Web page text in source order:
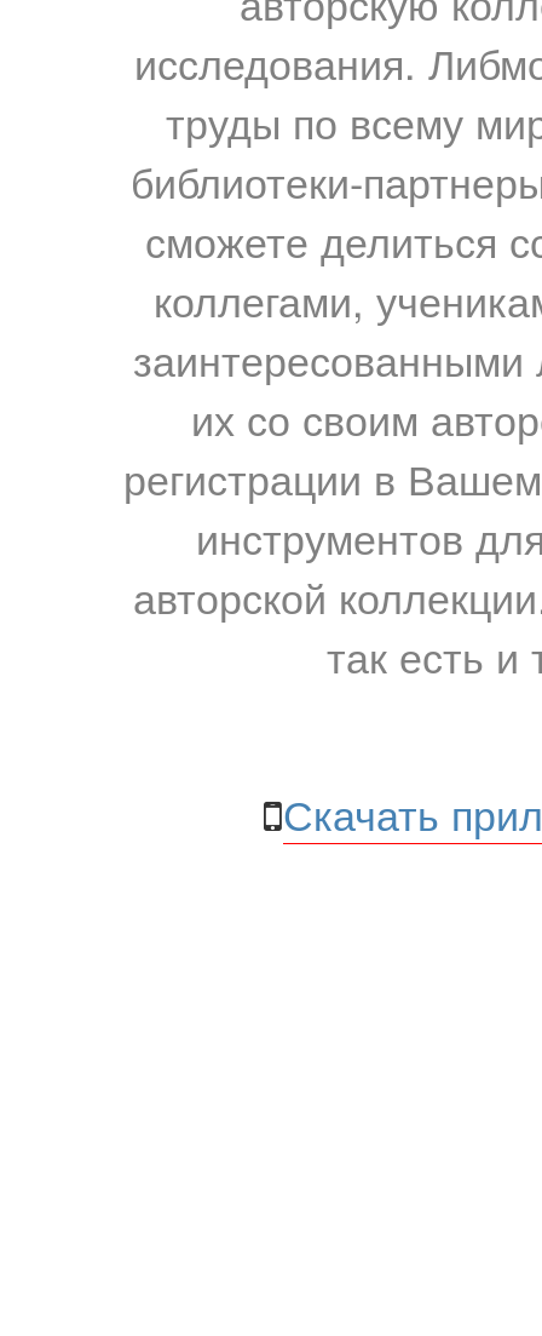
исследования.
труды по всему
библиотеки-
сможете делиться
коллегами,
их со своим
регистрации в
инструментов
авторской
так есть и
Скачать